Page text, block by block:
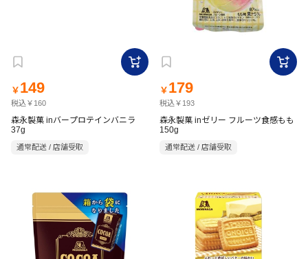
￥ 149
税込￥160
森永製菓 inバープロテインバニラ
37g
通常配送 / 店舗受取
￥ 179
税込￥193
森永製菓 inゼリー フルーツ食感もも
150g
通常配送 / 店舗受取